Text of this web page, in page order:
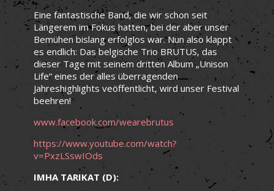
Eine fantastische Band, die wir schon seit
Längerem im Fokus hatten, bei der aber unser
Bemühen bislang erfolglos war. Nun also klappt
es endlich: Das belgische Trio BRUTUS, das
dieser Tage mit seinem dritten Album „Unison
Life“ eines der alles überragenden
Jahreshighlights veöffentlicht, wird unser Festival
beehren!
www.facebook.com/wearebrutus
https://www.youtube.com/watch?
v=PxzLSswIOds
IMHA TARIKAT (D):